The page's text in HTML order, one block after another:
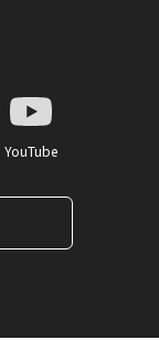
YouTube